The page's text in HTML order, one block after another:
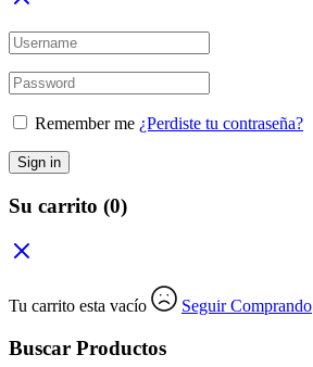
Remember me ¿Perdiste tu contraseña?
Sign in
Su carrito (0)
Tu carrito esta vacío Seguir Comprando
Buscar Productos